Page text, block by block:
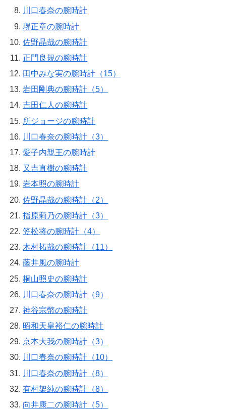
川口春奈の腕時計
堺正章の腕時計
佐野晶哉の腕時計
正門良規の腕時計
田中みな実の腕時計（15）
岩田剛典の腕時計（5）
吉田仁人の腕時計
所ジョージの腕時計
川口春奈の腕時計（3）
愛子内親王の腕時計
又吉直樹の腕時計
岩本照の腕時計
佐野晶哉の腕時計（2）
指原莉乃の腕時計（3）
笠松将の腕時計（4）
木村拓哉の腕時計（11）
藤井風の腕時計
桐山照史の腕時計
川口春奈の腕時計（9）
神谷宗幣の腕時計
昭和天皇裕仁の腕時計
京本大我の腕時計（3）
川口春奈の腕時計（10）
川口春奈の腕時計（8）
有村架純の腕時計（8）
向井康二の腕時計（5）